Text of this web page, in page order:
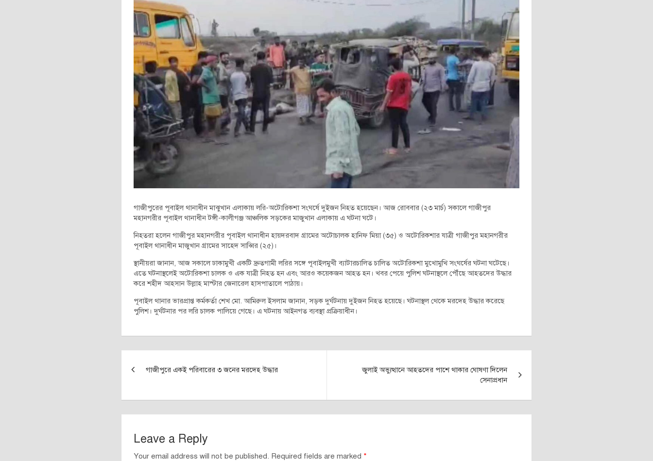
গাজীপুরের পূবাইল থানাধীন মাঝুখান এলাকায় লরি-অটোরিকশা সংঘর্ষে দুইজন নিহত হয়েছেন। আজ রোববার (২৩ মার্চ) সকালে গাজীপুর
মহানগরীর পূবাইল থানাধীন টঙ্গী-কালীগঞ্জ আঞ্চলিক সড়কের মাজুখান এলাকায় এ ঘটনা ঘটে।
নিহতরা হলেন গাজীপুর মহানগরীর পূবাইল থানাধীন হায়দরবাদ গ্রামের অটোচালক হানিফ মিয়া (৩৫) ও অটোরিকশার যাত্রী গাজীপুর মহানগরীর
পূবাইল থানাধীন মাজুখান গ্রামের সাহেদ সাব্বির (২৫)।
স্থানীয়রা জানান, আজ সকালে ঢাকামুখী একটি দ্রুতগামী লরির সঙ্গে পূবাইলমুখী ব্যাটারচালিত চালিত অটোরিকশা মুখোমুখি সংঘর্ষের ঘটনা ঘটেছে।
এতে ঘটনাস্থলেই অটোরিকশা চালক ও এক যাত্রী নিহত হন এবং আরও কয়েকজন আহত হন। খবর পেয়ে পুলিশ ঘটনাস্থলে পৌঁছে আহতদের উদ্ধার
করে শহীদ আহসান উল্লাহ মাস্টার জেনারেল হাসপাতালে পাঠায়।
পূবাইল থানার ভারপ্রাপ্ত কর্মকর্তা শেখ মো. আমিরুল ইসলাম জানান, সড়ক দুর্ঘটনায় দুইজন নিহত হয়েছে। ঘটনাস্থল থেকে মরদেহ উদ্ধার করেছে
পুলিশ। দুর্ঘটনার পর লরি চালক পালিয়ে গেছে। এ ঘটনায় আইনগত ব্যবস্থা প্রক্রিয়াধীন।
navigation
গাজীপুরে একই পরিবারের ৩ জনের মরদেহ উদ্ধার
জুলাই অভ্যুত্থানে আহতদের পাশে থাকার ঘোষণা দিলেন
সেনাপ্রধান
Leave a Reply
Your email address will not be published. Required fields are marked *